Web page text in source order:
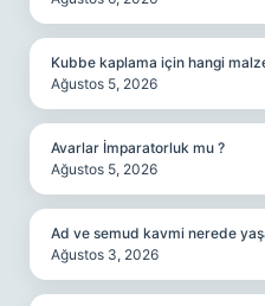
Kubbe kaplama için hangi
Ağustos 5, 2026
Avarlar İmparatorluk mu ?
Ağustos 5, 2026
Ad ve semud kavmi nerede
Ağustos 3, 2026